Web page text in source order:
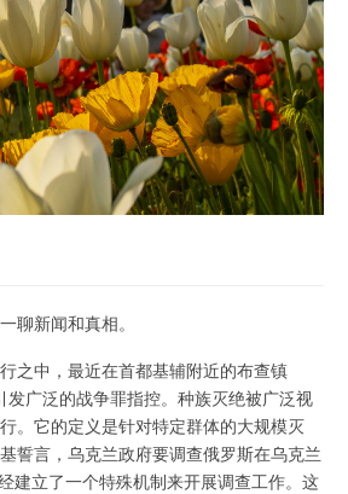
聊新闻和真相。
之中，最近在首都基辅附近的布查镇
发广泛的战争罪指控。种族灭绝被广泛视
。它的定义是针对特定群体的大规模灭
誓言，乌克兰政府要调查俄罗斯在乌克兰
建立了一个特殊机制来开展调查工作。这